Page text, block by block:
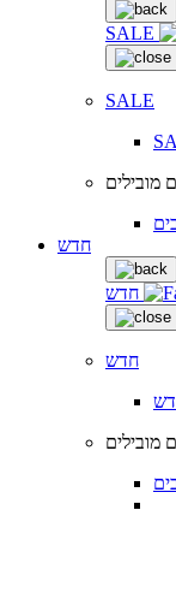
SALE
SALE
מובילים
חדש
חדש
חדש
מובילים